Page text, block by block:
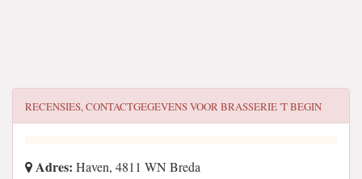
RECENSIES, CONTACTGEGEVENS VOORBRASSERIE 'T BEGIN
Adres: Haven, 4811 WN Breda